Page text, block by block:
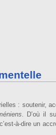
: soutenir,
. D’où il
à-dire un